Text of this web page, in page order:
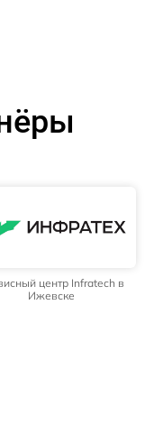
центр Infratech в
Ижевске